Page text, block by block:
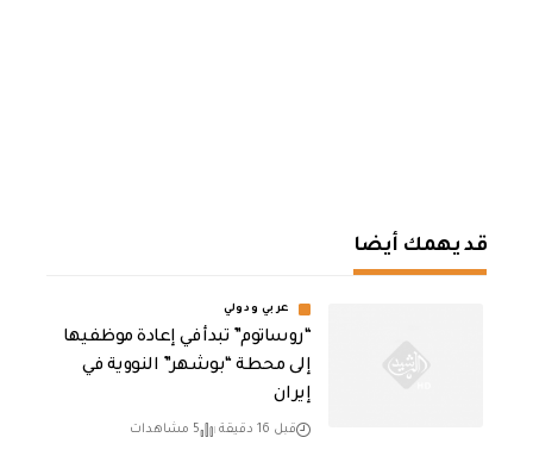
قد يهمك أيضا
عربي ودولي
“روساتوم” تبدأ في إعادة موظفيها
إلى محطة “بوشهر” النووية في
إيران
قبل 16 دقيقة 5 مشاهدات